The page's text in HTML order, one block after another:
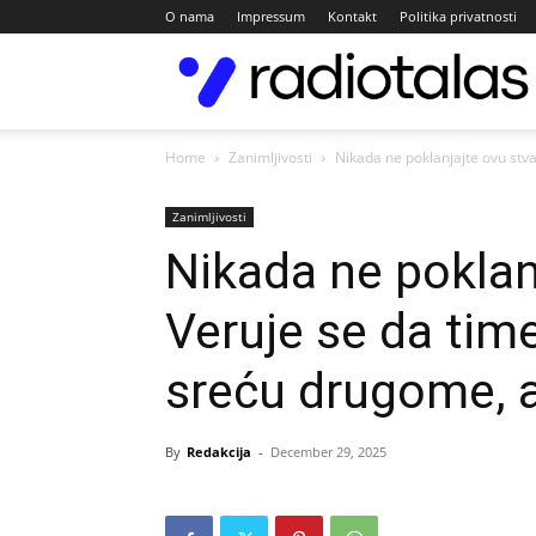
O nama Impressum Kontakt Politika privatnosti
Home Zanimljivosti Nikada ne poklanjajte ovu
Zanimljivosti
Nikada ne
Veruje se da
sreću drugome,
By Redakcija - December 29, 2025